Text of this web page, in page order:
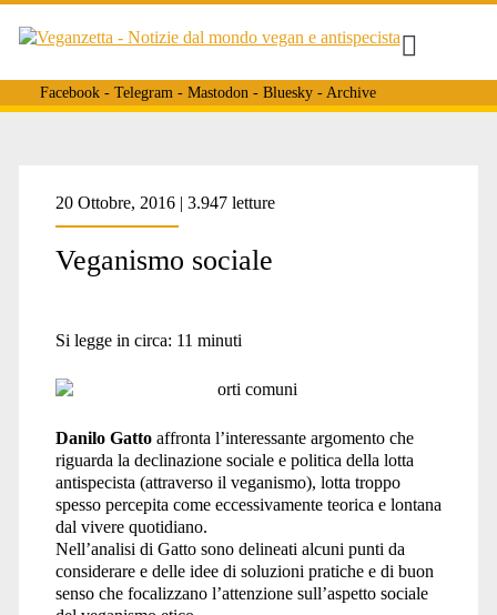
Facebook- Telegram- Mastodon- Bluesky- Archive
20 Ottobre, 2016 | 3.947 letture
Veganismo sociale
Si legge in circa: 11 minuti
Danilo Gattoaffronta l’interessante argomento che
riguarda la declinazione sociale e politica della lotta
antispecista (attraverso il veganismo), lotta troppo
spesso percepita come eccessivamente teorica e lontana
dal vivere quotidiano.
Nell’analisi di Gatto sono delineati alcuni punti da
considerare e delle idee di soluzioni pratiche e di buon
senso che focalizzano l’attenzione sull’aspetto sociale